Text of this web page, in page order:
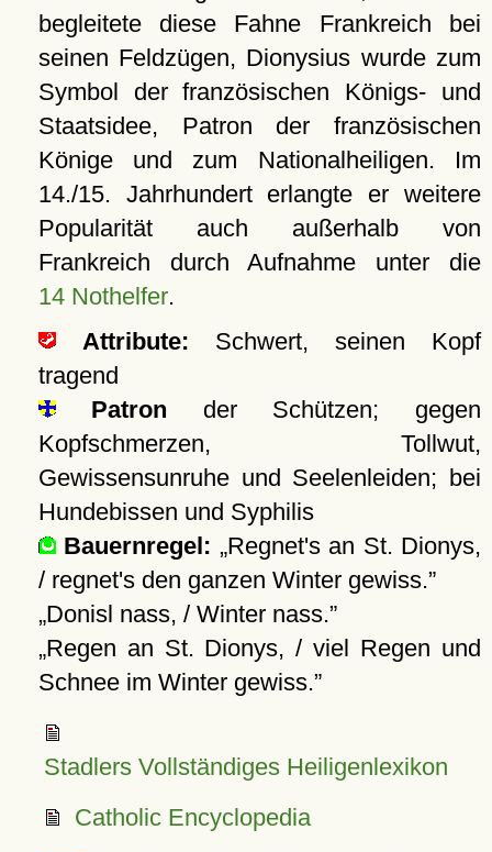
begleitete diese Fahne Frankreich bei
seinen Feldzügen, Dionysius wurde zum
Symbol der französischen Königs- und
Staatsidee, Patron der französischen
Könige und zum Nationalheiligen. Im
14./15. Jahrhundert erlangte er weitere
Popularität auch außerhalb von
Frankreich durch Aufnahme unter die
14 Nothelfer.
Attribute: Schwert, seinen Kopf
tragend
Patron der Schützen; gegen
Kopfschmerzen, Tollwut,
Gewissensunruhe und Seelenleiden; bei
Hundebissen und Syphilis
Bauernregel:
Regnet's an St. Dionys,
/ regnet's den ganzen Winter gewiss.
Donisl nass, / Winter nass.
Regen an St. Dionys, / viel Regen und
Schnee im Winter gewiss.
Stadlers Vollständiges Heiligenlexikon
Catholic Encyclopedia